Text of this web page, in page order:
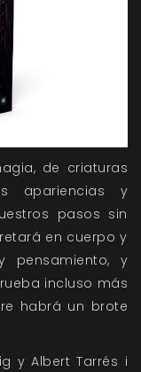
de criaturas
apariencias y
pasos sin
en cuerpo y
pensamiento, y
incluso más
habrá un brote
y Albert Tarrés i